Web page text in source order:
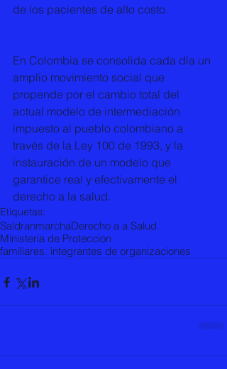
de los pacientes de alto costo.
En Colombia se consolida cada día un
amplio movimiento social que
propende por el cambio total del
actual modelo de intermediación
impuesto al pueblo colombiano a
través de la Ley 100 de 1993, y la
instauración de un modelo que
garantice real y efectivamente el
derecho a la salud.
Etiquetas:
SaldranmarchaDerecho a a Salud
Ministeria de Proteccion
familiares. integrantes de organizaciones